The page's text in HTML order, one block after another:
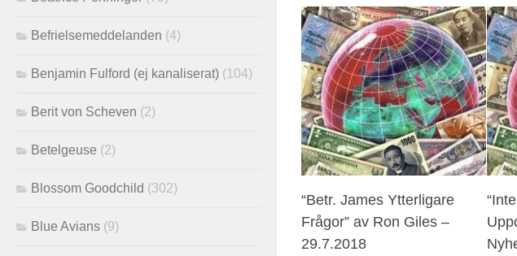
“Betr. James Ytterligare
Frågor” av Ron Giles –
29.7.2018
Befrielsemeddelanden (4)
Benjamin Fulford (ej kanaliserat) (104)
Berit von Scheven (2)
Betelgeuse (2)
Blossom Goodchild (302)
Blue Avians (9)